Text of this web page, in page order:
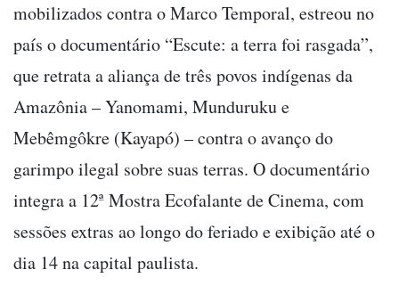
mobilizados contra o Marco Temporal, estreou no
país o documentário “Escute: a terra foi rasgada”,
que retrata a aliança de três povos indígenas da
Amazônia – Yanomami, Munduruku e
Mebêmgôkre (Kayapó) – contra o avanço do
garimpo ilegal sobre suas terras. O documentário
integra a 12ª Mostra Ecofalante de Cinema, com
sessões extras ao longo do feriado e exibição até o
dia 14 na capital paulista.